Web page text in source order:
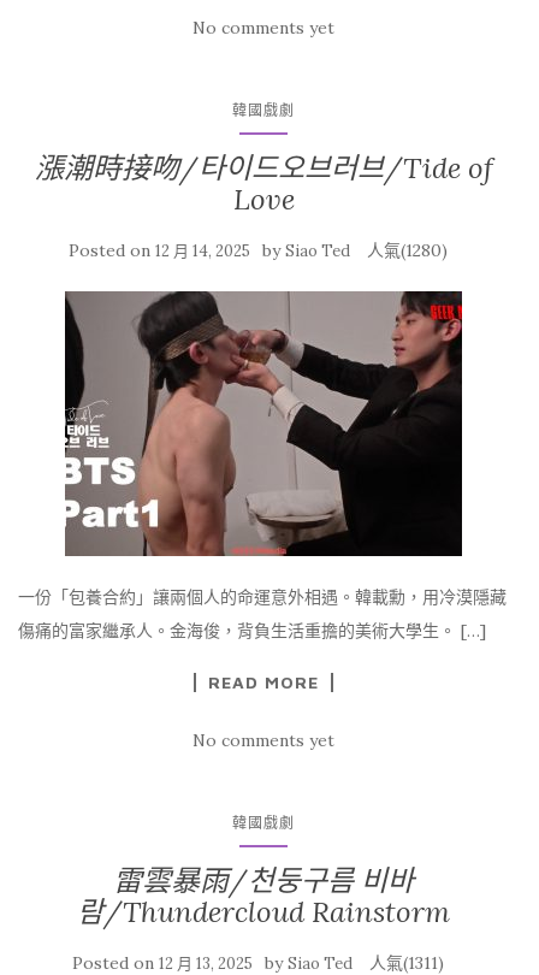
No comments yet
韓國戲劇
漲潮時接吻/타이드오브러브/Tide of
Love
Posted on 12 月 14, 2025 bySiao Ted 人氣(1280)
一份「包養合約」讓兩個人的命運意外相遇。韓載勳，用冷漠隱藏
傷痛的富家繼承人。金海俊，背負生活重擔的美術大學生。 […]
READ MORE
No comments yet
韓國戲劇
雷雲暴雨/천둥구름 비바
람/Thundercloud Rainstorm
Posted on 12 月 13, 2025 bySiao Ted 人氣(1311)